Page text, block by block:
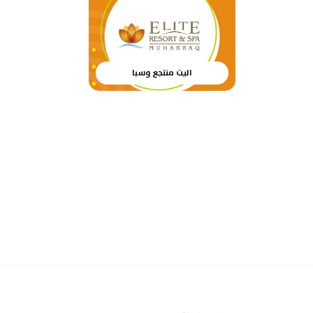
اليت منتجع وسبا